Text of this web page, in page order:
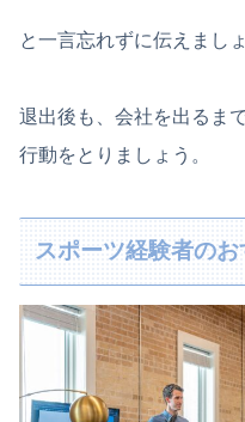
と一言忘れずに伝えましょ
退出後も、会社を出るま
行動をとりましょう。
スポーツ経験者の